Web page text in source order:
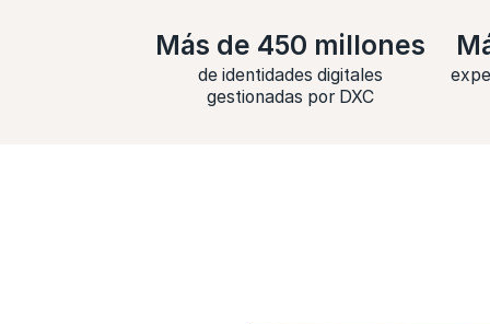
Más de 450 millones
de identidades digitales
gestionadas por DXC